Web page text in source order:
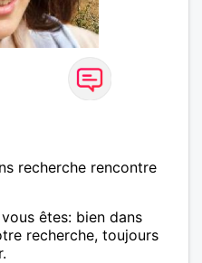
recherche rencontre
êtes: bien dans
recherche, toujours